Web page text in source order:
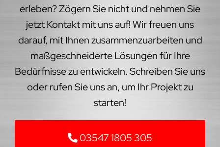
erleben? Zögern Sie nicht und nehmen Sie
jetzt Kontakt mit uns auf! Wir freuen uns
darauf, mit Ihnen zusammenzuarbeiten und
maßgeschneiderte Lösungen für Ihre
Bedürfnisse zu entwickeln. Schreiben Sie uns
oder rufen Sie uns an, um Ihr Projekt zu
starten!
03547 1805 305